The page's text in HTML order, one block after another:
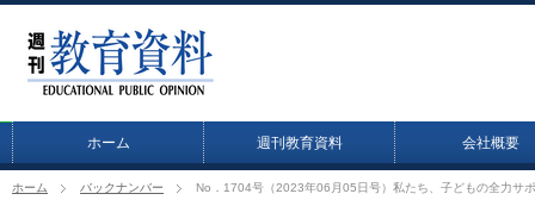
ホーム 週刊教育資料 会社概要
ホーム バックナンバー No．1704号（2023年06月05日号）私たち、子どもの全力サ